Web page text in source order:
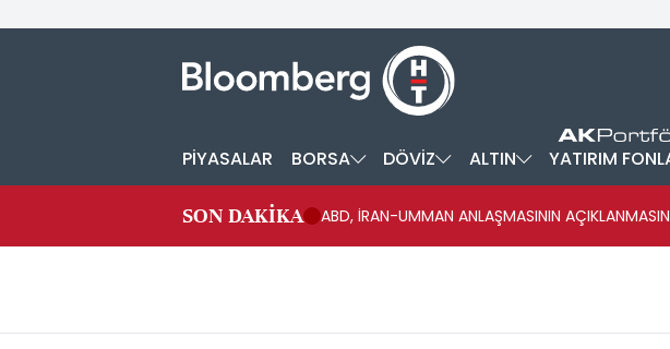
PİYASALAR BORSA DÖVİZ ALTIN YATIRIM
SON DAKİKA ABD, İRAN-UMMAN ANLAŞMASININ